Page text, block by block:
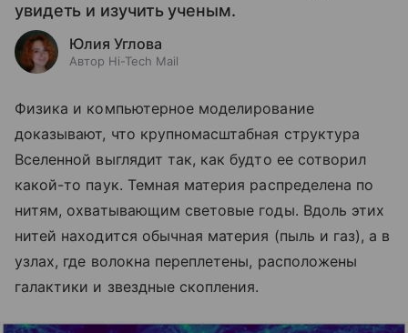
увидеть и изучить ученым.
Юлия Углова
Автор Hi-Tech Mail
Физика и компьютерное моделирование
доказывают, что крупномасштабная структура
Вселенной выглядит так, как будто ее сотворил
какой-то паук. Темная материя распределена по
нитям, охватывающим световые годы. Вдоль этих
нитей находится обычная материя (пыль и газ), а в
узлах, где волокна переплетены, расположены
галактики и звездные скопления.